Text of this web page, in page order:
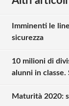
Imminenti le
sicurezza
10 milioni di
alunni in
Maturità 2020: